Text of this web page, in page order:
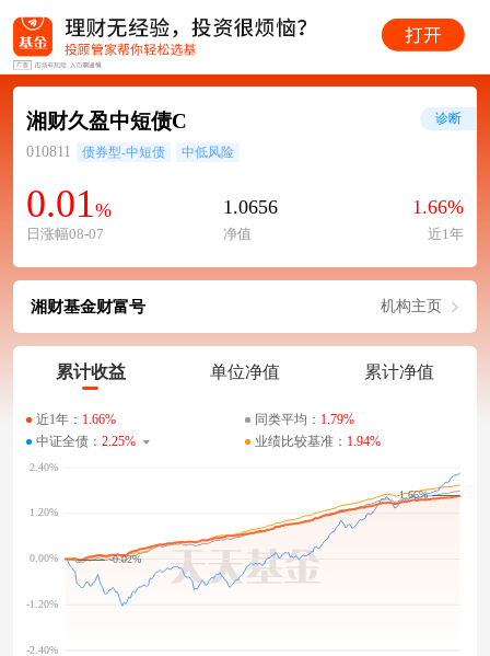
湘财久盈中短债C
010811 债券型-中短债 中低风险
0.01 %
日涨幅08-07
1.0656
净值
1.66%
近1年
诊断
湘财基金财富号 机构主页
累计收益 单位净值 累计净值
近1年： 1.66% 同类平均： 1.79%
中证全债： 2.25% 业绩比较基准： 1.94%
-0.02%
1.66%